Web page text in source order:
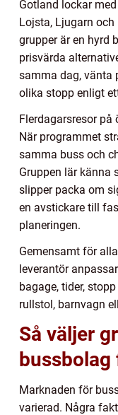
Gotland lockar
Lojsta, Ljugarn
grupper är en hyrd
prisvärda
samma dag, vänta
olika stopp enligt
Flerdagarsresor
När programmet
samma buss och
Gruppen lär känna
slipper packa om
en avstickare till
planeringen.
Gemensamt för
leverantör
bagage, tider,
rullstol, barnvagn
Så väljer
Marknaden för
varierad. Några